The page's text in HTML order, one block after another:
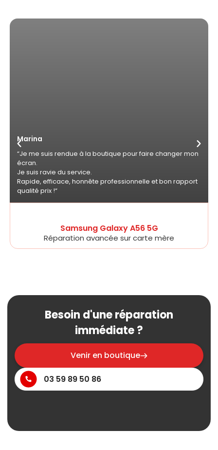
Marina
“Je me suis rendue à la boutique pour faire changer mon
écran.
Je suis ravie du service.
Rapide, efficace, honnête professionnelle et bon rapport
qualité prix !“
Samsung Galaxy A56 5G
Réparation avancée sur carte mère
Besoin d'une réparation
immédiate ?
Venir en boutique
03 59 89 50 86